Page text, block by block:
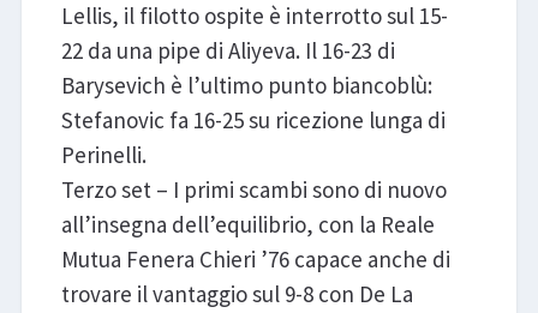
Lellis, il filotto ospite è interrotto sul 15-
22 da una pipe di Aliyeva. Il 16-23 di
Barysevich è l’ultimo punto biancoblù:
Stefanovic fa 16-25 su ricezione lunga di
Perinelli.
Terzo set – I primi scambi sono di nuovo
all’insegna dell’equilibrio, con la Reale
Mutua Fenera Chieri ’76 capace anche di
trovare il vantaggio sul 9-8 con De La